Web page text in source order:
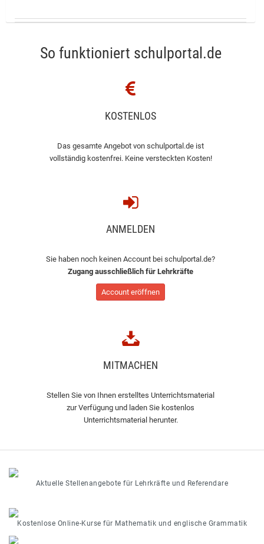
So funktioniert schulportal.de
KOSTENLOS
Das gesamte Angebot von schulportal.de ist
vollständig kostenfrei. Keine versteckten Kosten!
ANMELDEN
Sie haben noch keinen Account bei schulportal.de?
Zugang ausschließlich für Lehrkräfte
Account eröffnen
MITMACHEN
Stellen Sie von Ihnen erstelltes Unterrichtsmaterial
zur Verfügung und laden Sie kostenlos
Unterrichtsmaterial herunter.
Aktuelle Stellenangebote für Lehrkräfte und Referendare
Kostenlose Online-Kurse für Mathematik und englische Grammatik